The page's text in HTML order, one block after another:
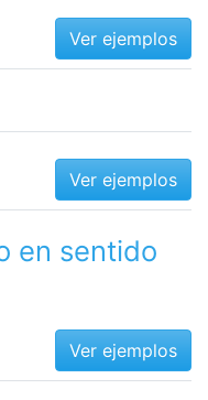
Ver ejemplos
Ver ejemplos
en sentido
Ver ejemplos